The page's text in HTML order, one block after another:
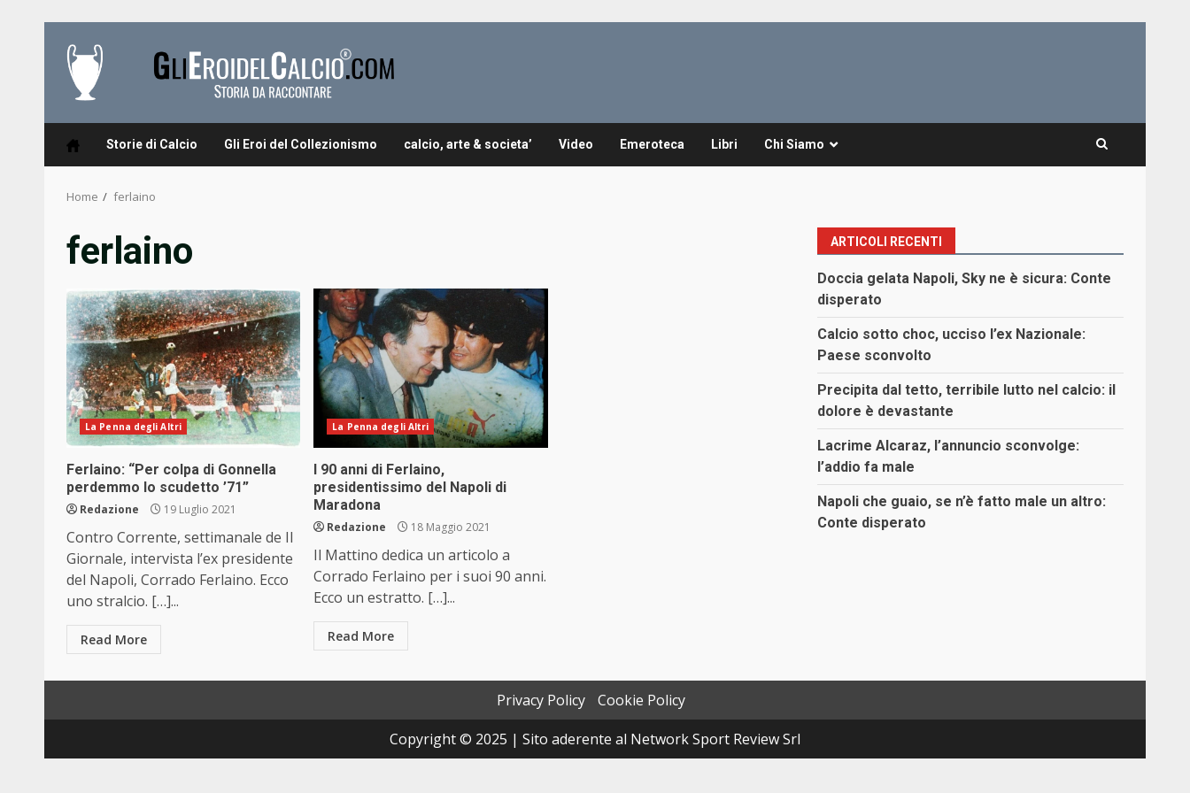
content
Storie di Calcio Gli Eroi del Collezionismo calcio, arte & societa’ Video Emeroteca Libri Chi Siamo
Home ferlaino
ferlaino
La Penna degli Altri
Ferlaino: “Per colpa di Gonnella
perdemmo lo scudetto ’71”
Redazione 19 Luglio 2021
Contro Corrente, settimanale de Il
Giornale, intervista l’ex presidente
del Napoli, Corrado Ferlaino. Ecco
uno stralcio. […]...
Read More
La Penna degli Altri
I 90 anni di Ferlaino,
presidentissimo del Napoli di
Maradona
Redazione 18 Maggio 2021
Il Mattino dedica un articolo a
Corrado Ferlaino per i suoi 90 anni.
Ecco un estratto. […]...
Read More
ARTICOLI RECENTI
Doccia gelata Napoli, Sky ne è sicura: Conte
disperato
Calcio sotto choc, ucciso l’ex Nazionale:
Paese sconvolto
Precipita dal tetto, terribile lutto nel calcio: il
dolore è devastante
Lacrime Alcaraz, l’annuncio sconvolge:
l’addio fa male
Napoli che guaio, se n’è fatto male un altro:
Conte disperato
Privacy Policy
Cookie Policy
Copyright © 2025 | Sito aderente al Network Sport Review Srl